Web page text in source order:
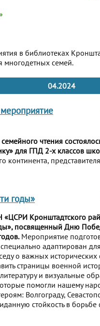
в библиотеках
многодетных семей.
04.2024
чтения
для ГПД 2-х классов
континента,
годы»
Кронштадтского
посвященный Дню
Мероприятие
адаптирован
о важных
страницы военной
и визуальные
помогли нашему
Волгограду,
стойкость в борьбе